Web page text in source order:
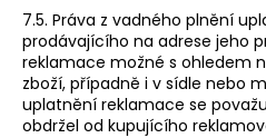
7.5. Práva z vadného plnění
prodávajícího na adrese jeho
reklamace možné s ohledem
zboží, případně i v sídle nebo
uplatnění reklamace se
obdržel od kupujícího